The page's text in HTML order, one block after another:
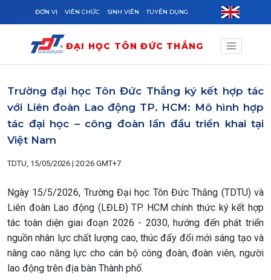
Skip to main content
ĐƠN VỊ VIÊN CHỨC SINH VIÊN TUYỂN DỤNG
ĐẠI HỌC TÔN ĐỨC THẮNG
Trường đại học Tôn Đức Thắng ký kết hợp tác
với Liên đoàn Lao động TP. HCM: Mô hình hợp
tác đại học – công đoàn lần đầu triển khai tại
Việt Nam
TDTU, 15/05/2026 | 20:26 GMT+7
Ngày 15/5/2026, Trường Đại học Tôn Đức Thắng (TDTU) và
Liên đoàn Lao động (LĐLĐ) TP. HCM chính thức ký kết hợp
tác toàn diện giai đoạn 2026 - 2030, hướng đến phát triển
nguồn nhân lực chất lượng cao, thúc đẩy đổi mới sáng tạo và
nâng cao năng lực cho cán bộ công đoàn, đoàn viên, người
lao động trên địa bàn Thành phố.